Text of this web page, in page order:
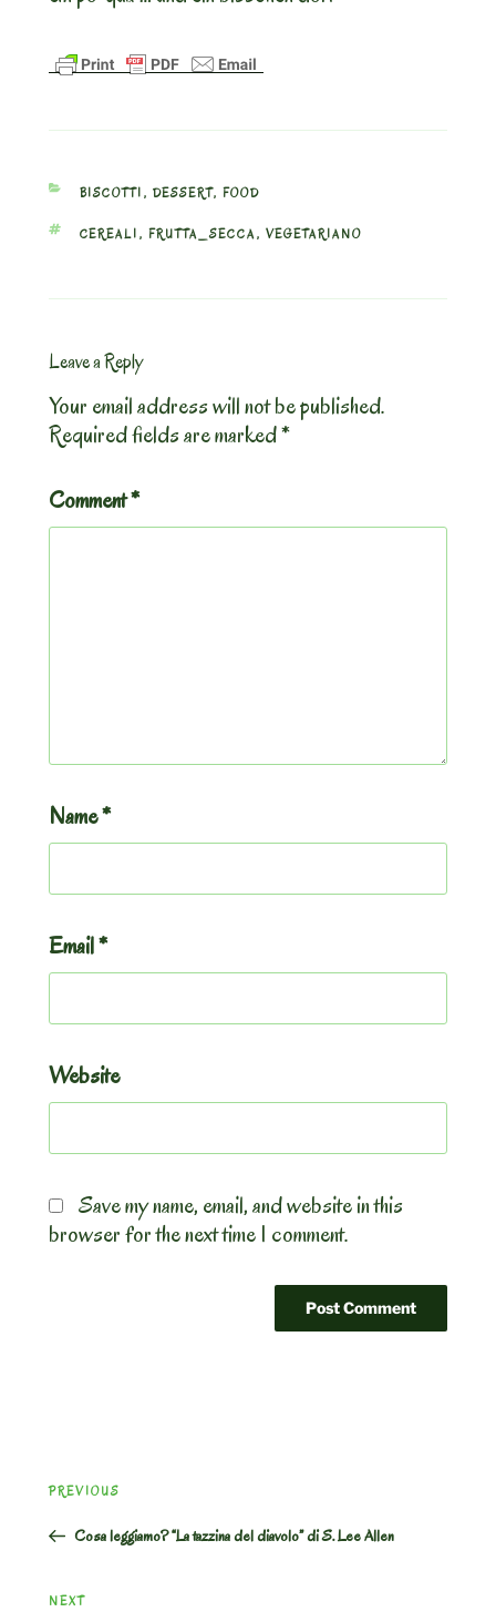
CATEGORIES
BISCOTTI , DESSERT, FOOD
TAGS
CEREALI , FRUTTA_SECCA, VEGETARIANO
Leave a Reply
Your email address will not be published.
Required fields are marked*
Comment*
Name*
Email*
Website
Save my name, email, and website in this
browser for the next time I comment.
navigation
Previous
PREVIOUS
Cosa leggiamo? “La tazzina del diavolo” di S. Lee Allen
Next
NEXT